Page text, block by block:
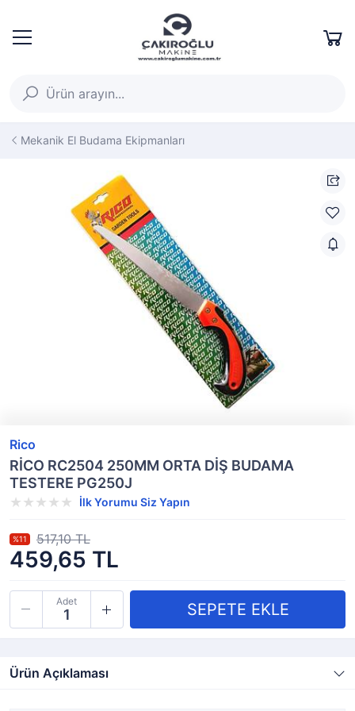
Mekanik El Budama Ekipmanları
Rico
RİCO RC2504 250MM ORTA DİŞ BUDAMA
TESTERE PG250J
İlk Yorumu Siz Yapın
459,65 TL
%11 517,10 TL
Adet
Ürün Açıklaması